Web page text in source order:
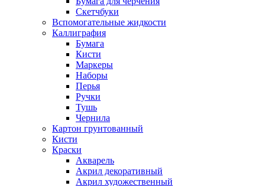
Скетчбуки
Вспомогательные жидкости
Каллиграфия
Бумага
Кисти
Маркеры
Наборы
Перья
Ручки
Тушь
Чернила
Картон грунтованный
Кисти
Краски
Акварель
Акрил декоративный
Акрил художественный